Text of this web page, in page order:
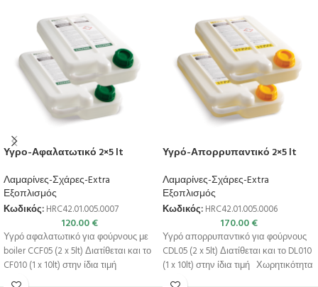
Υγρο-Αφαλατωτικό 2×5 lt
Λαμαρίνες-Σχάρες-Extra
Εξοπλισμός
Κωδικός: HRC42.01.005.0007
120.00€
Υγρό αφαλατωτικό για φούρνους με
boiler CCF05 (2 x 5lt) Διατίθεται και το
CF010 (1 x 10lt) στην ίδια τιμή
Υγρό-Απορρυπαντικό 2×5 lt
Λαμαρίνες-Σχάρες-Extra
Εξοπλισμός
Κωδικός: HRC42.01.005.0006
170.00€
Υγρό απορρυπαντικό για φούρνους
CDL05 (2 x 5lt) Διατίθεται και το DL010
(1 x 10lt) στην ίδια τιμή Χωρητικότητα